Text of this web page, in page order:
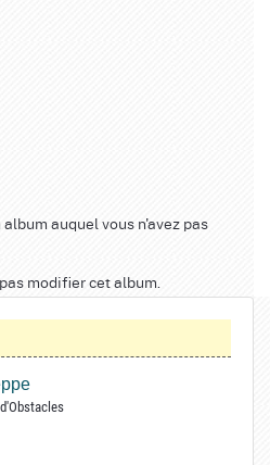
auquel vous n'avez pas
modifier cet album.